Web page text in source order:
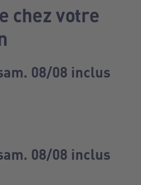
chez votre
08/08 inclus
08/08 inclus